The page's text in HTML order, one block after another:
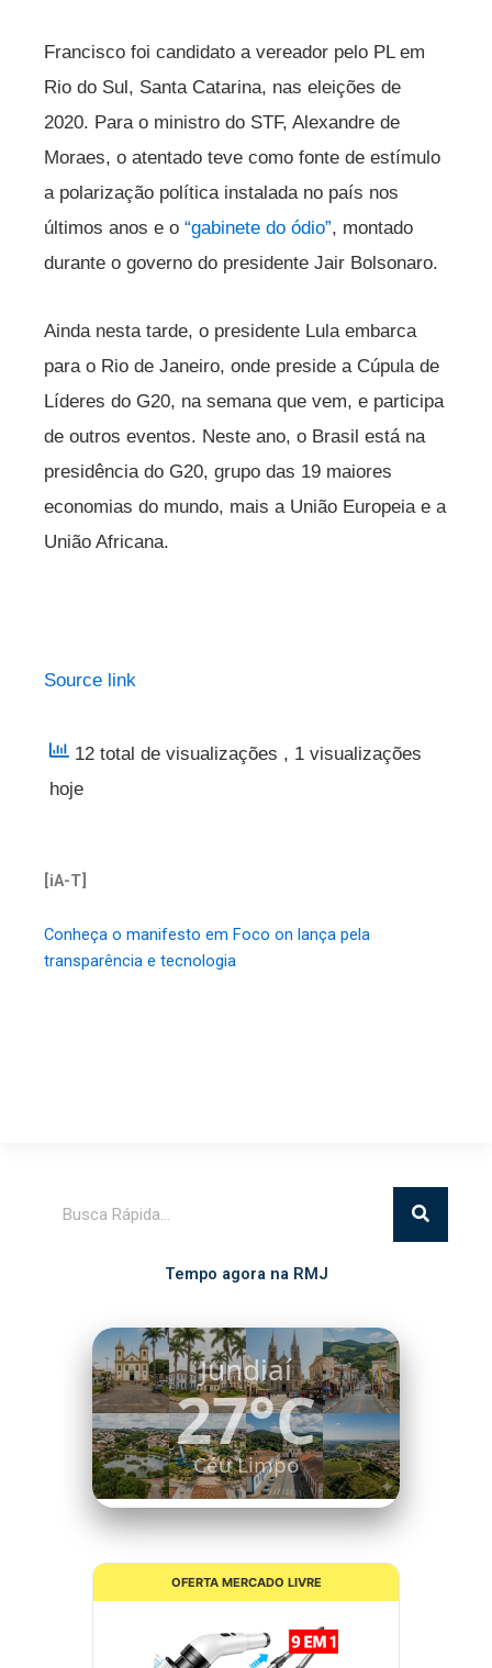
Francisco foi candidato a vereador pelo PL em
Rio do Sul, Santa Catarina, nas eleições de
2020. Para o ministro do STF, Alexandre de
Moraes, o atentado teve como fonte de estímulo
a polarização política instalada no país nos
últimos anos e o “gabinete do ódio”, montado
durante o governo do presidente Jair Bolsonaro.
Ainda nesta tarde, o presidente Lula embarca
para o Rio de Janeiro, onde preside a Cúpula de
Líderes do G20, na semana que vem, e participa
de outros eventos. Neste ano, o Brasil está na
presidência do G20, grupo das 19 maiores
economias do mundo, mais a União Europeia e a
União Africana.
Source link
12 total de visualizações , 1 visualizações
hoje
[iA-T]
Conheça o manifesto em Foco on lança pela
transparência e tecnologia
Tempo agora na RMJ
Itatiba
28°C
Céu Limpo
OFERTA MERCADO LIVRE